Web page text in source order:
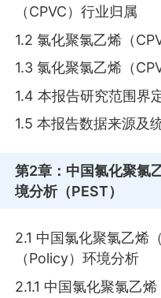
（CPVC）行业归属
1.2 氯化聚氯乙烯（
1.3 氯化聚氯乙烯（
1.4 本报告研究范围界
1.5 本报告数据来源及
第2章 ：中国氯化聚氯
境分析（PEST）
2.1 中国氯化聚氯乙烯
（Policy）环境分析
2.1.1 中国氯化聚氯乙